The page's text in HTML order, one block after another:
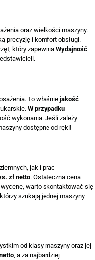
oraz wielkości maszyny.
precyzję i komfort obsługi.
który zapewniaWydajność
To właśnie jakość
W przypadku
wykonania. Jeśli zależy
dostępne od ręki!
jak i prac
zł netto. Ostateczna cena
wycenę, warto skontaktować się
szukają jednej maszyny
od klasy maszyny oraz jej
, a za najbardziej